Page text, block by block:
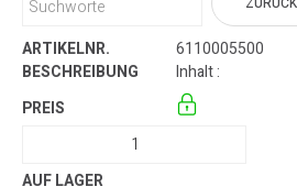
6110005500
Inhalt :